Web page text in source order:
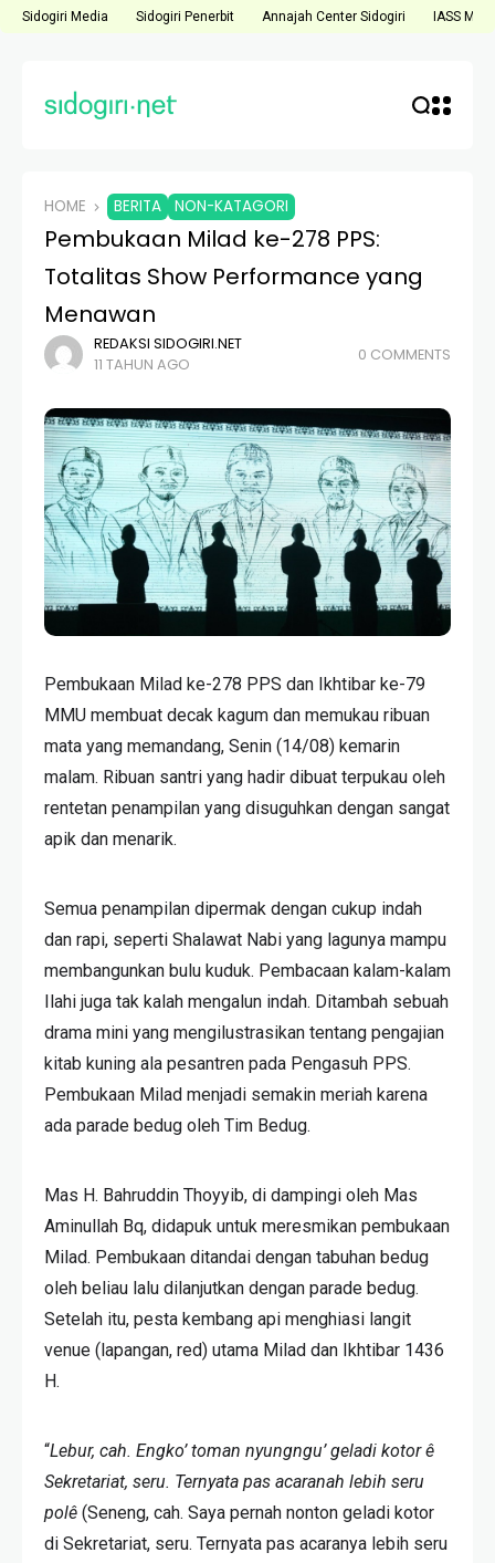
Sidogiri Media Sidogiri Penerbit Annajah Center Sidogiri IASS
HOME BERITA NON-KATAGORI
Pembukaan Milad ke-278 PPS:
Totalitas Show Performance yang
Menawan
REDAKSI SIDOGIRI.NET
11 TAHUN AGO
0 COMMENTS
Pembukaan Milad ke-278 PPS dan Ikhtibar ke-79
MMU membuat decak kagum dan memukau ribuan
mata yang memandang, Senin (14/08) kemarin
malam. Ribuan santri yang hadir dibuat terpukau oleh
rentetan penampilan yang disuguhkan dengan sangat
apik dan menarik.
Semua penampilan dipermak dengan cukup indah
dan rapi, seperti Shalawat Nabi yang lagunya mampu
membangunkan bulu kuduk. Pembacaan kalam-kalam
Ilahi juga tak kalah mengalun indah. Ditambah sebuah
drama mini yang mengilustrasikan tentang pengajian
kitab kuning ala pesantren pada Pengasuh PPS.
Pembukaan Milad menjadi semakin meriah karena
ada parade bedug oleh Tim Bedug.
Mas H. Bahruddin Thoyyib, di dampingi oleh Mas
Aminullah Bq, didapuk untuk meresmikan pembukaan
Milad. Pembukaan ditandai dengan tabuhan bedug
oleh beliau lalu dilanjutkan dengan parade bedug.
Setelah itu, pesta kembang api menghiasi langit
venue (lapangan, red) utama Milad dan Ikhtibar 1436
H.
“Lebur, cah. Engko’ toman nyungngu’ geladi kotor ê
Sekretariat, seru. Ternyata pas acaranah lebih seru
polê (Seneng, cah. Saya pernah nonton geladi kotor
di Sekretariat, seru. Ternyata pas acaranya lebih seru